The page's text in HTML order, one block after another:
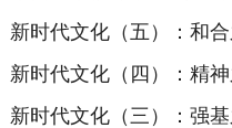
新时代文化（五）：和
新时代文化（四）：精
新时代文化（三）：强